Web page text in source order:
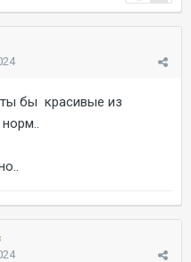
бы красивые из